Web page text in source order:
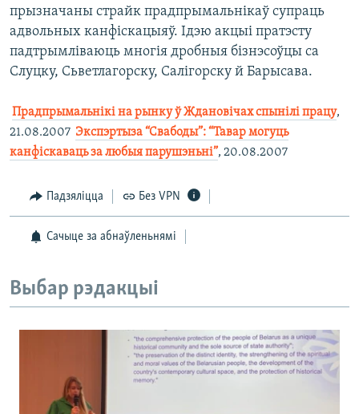
прызначаны страйк прадпрымальнікаў супраць
адвольных канфіскацыяў. Ідэю акцыі пратэсту
падтрымліваюць многія дробныя бізнэсоўцы са
Слуцку, Сьветлагорску, Салігорску й Барысава.
Прадпрымальнікі на рынку ў Ждановічах спынілі працу,
21.08.2007  Экспэртыза “Свабоды”: “Тавар могуць
канфіскаваць за любыя парушэньні”, 20.08.2007
Падзяліцца Без VPN
Сачыце за абнаўленьнямі
Выбар рэдакцыі